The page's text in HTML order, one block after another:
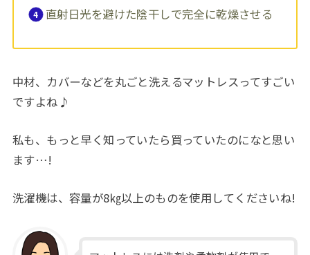
直射日光を避けた陰干しで完全に乾燥させる
中材、カバーなどを丸ごと洗えるマットレスってすごい
ですよね♪
私も、もっと早く知っていたら買っていたのになと思い
ます…!
洗濯機は、容量が8㎏以上のものを使用してくださいね!